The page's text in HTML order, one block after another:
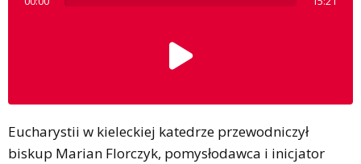
Eucharystii w kieleckiej katedrze przewodniczył
biskup Marian Florczyk, pomysłodawca i inicjator